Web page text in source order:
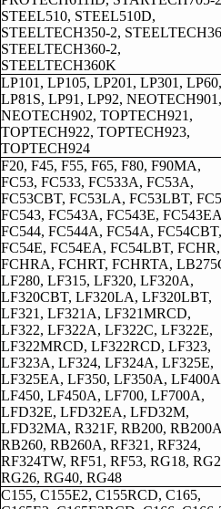
STEEL510, STEEL510D,
STEELTECH350-2,
STEELTECH360-2,
STEELTECH360K
LP101, LP105, LP201, LP301, LP60,
LP81S, LP91, LP92, NEOTECH901,
NEOTECH902, TOPTECH921,
TOPTECH922, TOPTECH923,
TOPTECH924
F20, F45, F55, F65, F80, F90MA,
FC53, FC533, FC533A, FC53A,
FC53CBT, FC53LA, FC53LBT,
FC543, FC543A, FC543E,
FC544, FC544A, FC54A, FC54CBT,
FC54E, FC54EA, FC54LBT, FCHR,
FCHRA, FCHRT, FCHRTA,
LF280, LF315, LF320, LF320A,
LF320CBT, LF320LA, LF320LBT,
LF321, LF321A, LF321MRCD,
LF322, LF322A, LF322C, LF322E,
LF322MRCD, LF322RCD, LF323,
LF323A, LF324, LF324A, LF325E,
LF325EA, LF350, LF350A,
LF450, LF450A, LF700, LF700A,
LFD32E, LFD32EA, LFD32M,
LFD32MA, R321F, RB200,
RB260, RB260A, RF321, RF324,
RF324TW, RF51, RF53, RG18,
RG26, RG40, RG48
C155, C155E2, C155RCD, C165,